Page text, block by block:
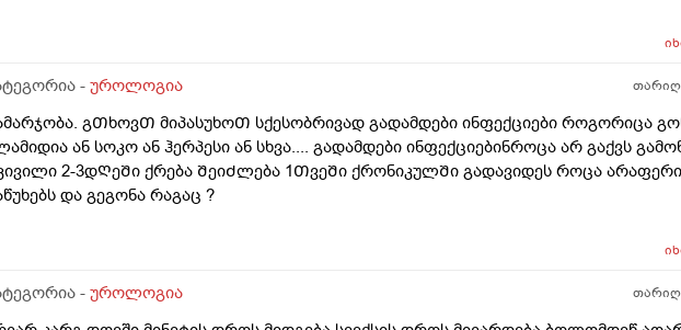
- უროლოგია
გᲗხოვᲗ მიპასუხოᲗ სქესობრივად გადამდები ინფექციები როგორიცა
ან სოკო ან ჰერპესი ან სხვა.... გადამდები ინფექციებინროცა არ გაქვს
2-3დᲦეᲨი ქრება ᲨეიᲫლება 1ᲗვეᲨი ქრონიკულᲨი გადავიდეს როცა
და გეგონა რაგაც ?
- უროლოგია